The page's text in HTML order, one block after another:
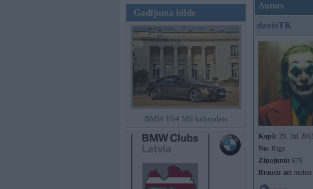
Gadījuma bilde
BMW E64 M6 kabriolets
Autors
davisTK
Kopš: 29. Jul
No: Rīga
Ziņojumi: 679
Braucu ar: melnu